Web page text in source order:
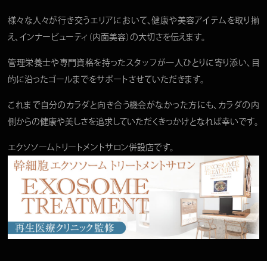
様々な人々が行き交うエリアにおいて、健康や美容アイテムを取り揃
え、インナービューティ（内面美容）の大切さを伝えます。
管理栄養士や専門資格を持ったスタッフが一人ひとりに寄り添い、目
的に沿ったゴールまでをサポートさせていただきます。
これまで自分のカラダと向き合う機会がなかった方にも、カラダの内
側からの健康や美しさを追求していただくきっかけとなれば幸いです。
エクソソームトリートメントサロン併設店です。